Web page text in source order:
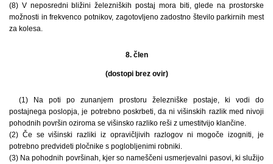
(8) V neposredni bližini železniških postaj mora biti, glede na prostorske
možnosti in frekvenco potnikov, zagotovljeno zadostno število parkirnih mest
za kolesa.
8. člen
(dostopi brez ovir)
(1) Na poti po zunanjem prostoru železniške postaje, ki vodi do
postajnega poslopja, je potrebno poskrbeti, da ni višinskih razlik med nivoji
pohodnih površin oziroma se višinsko razliko reši z umestitvijo klančine.
(2) Če se višinski razliki iz opravičljivih razlogov ni mogoče izogniti, je
potrebno predvideti pločnike s poglobljenimi robniki.
(3) Na pohodnih površinah, kjer so nameščeni usmerjevalni pasovi, ki služijo